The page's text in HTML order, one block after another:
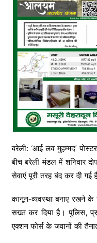
बरेली: ‘आई लव मुहम्मद’
बीच बरेली मंडल में शनिवार
सेवाएं पूरी तरह बंद कर दी गई
कानून-व्यवस्था बनाए रखने के
सख्त कर दिया है। पुलिस,
एक्शन फोर्स के जवानों की